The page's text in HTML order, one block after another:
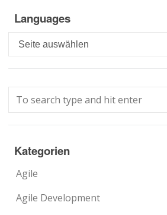
Languages
Languages
Kategorien
Agile
Agile Development